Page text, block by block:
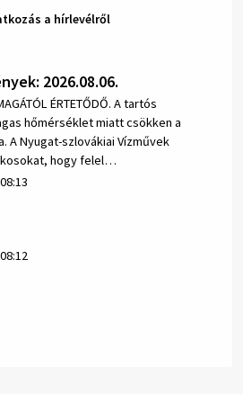
a hírlevélről
2026.08.06.
ÉRTETŐDŐ. A tartós
hőmérséklet miatt csökken a
A Nyugat-szlovákiai Vízművek
hogy felel…
2026.08.05.
1/ Tisztelt Lakosság!